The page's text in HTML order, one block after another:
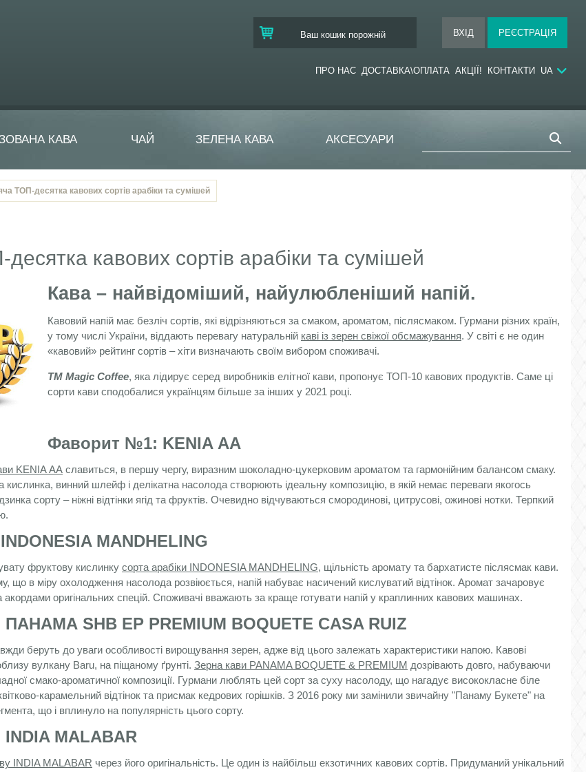
Ваш кошик порожній
ПРО НАС ДОСТАВКА\ОПЛАТА АКЦІЇ! КОНТАКТИ UA
КАВА ЧАЙ ЗЕЛЕНА КАВА АКСЕСУАРИ
ТОП-десятка кавових сортів арабіки та сумішей
кавових сортів арабіки та сумішей
Кава – найвідоміший, найулюбленіший напій.
Кавовий напій має безліч сортів, які відрізняються за смаком, ароматом, післясмаком. Гурмани різних країн,
у тому числі України, віддають перевагу натуральній каві із зерен свіжої обсмажування. У світі є не один
«кавовий» рейтинг сортів – хіти визначають своїм вибором споживачі.
ТМ Magic Coffee, яка лідирує серед виробників елітної кави, пропонує ТОП-10 кавових продуктів. Саме ці
сорти кави сподобалися українцям більше за інших у 2021 році.
Фаворит №1: KENIA АА
KENIA АА славиться, в першу чергу, виразним шоколадно-цукерковим ароматом та гармонійним балансом смаку.
кислинка, винний шлейф і делікатна насолода створюють ідеальну композицію, в якій немає переваги якогось
сорту – ніжні відтінки ягід та фруктів. Очевидно відчуваються смородинові, цитрусові, ожинові нотки. Терпкий
MANDHELING
фруктову кислинку сорта арабіки INDONESIA MANDHELING, щільність аромату та бархатисте післясмак кави.
що в міру охолодження насолода розвіюється, напій набуває насичений кислуватий відтінок. Аромат зачаровує
оригінальних спецій. Споживачі вважають за краще готувати напій у краплинних кавових машинах.
SHB EP PREMIUM BOQUETE CASA RUIZ
беруть до уваги особливості вирощування зерен, адже від цього залежать характеристики напою. Кавові
вулкану Baru, на піщаному ґрунті. Зерна кави PANAMA BOQUETE & PREMIUM дозрівають довго, набуваючи
смако-ароматичної композиції. Гурмани люблять цей сорт за суху насолоду, що нагадує висококласне біле
карамельний відтінок та присмак кедрових горішків. З 2016 року ми замінили звичайну "Панаму Букете" на
що і вплинуло на популярність цього сорту.
MALABAR
INDIA MALABAR через його оригінальність. Це один із найбільш екзотичних кавових сортів. Придуманий унікальний